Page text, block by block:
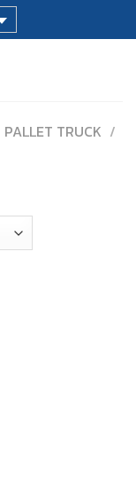
PALLET TRUCK /